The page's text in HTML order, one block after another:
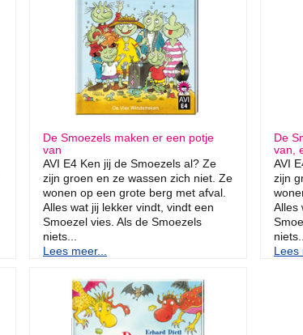
De Smoezels maken er een potje
van
AVI E4 Ken jij de Smoezels al? Ze
zijn groen en ze wassen zich niet. Ze
wonen op een grote berg met afval.
Alles wat jij lekker vindt, vindt een
Smoezel vies. Als de Smoezels
niets...
Lees meer...
De
van,
AVI
zijn
Alles
Lees